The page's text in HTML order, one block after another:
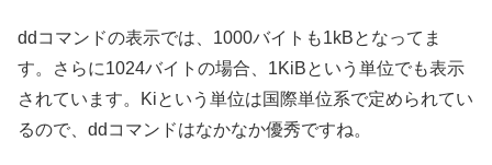
ddコマンドの表示では、1000バイトも1kBとなってま
す。さらに1024バイトの場合、1KiBという単位でも表示
されています。Kiという単位は国際単位系で定められてい
るので、ddコマンドはなかなか優秀ですね。